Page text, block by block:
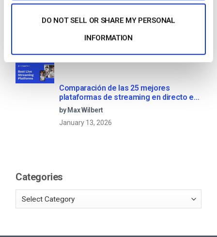
DO NOT SELL OR SHARE MY PERSONAL
INFORMATION
Fomente el compromiso de los
corporativas en directo
December 10, 2018
Comparación de las 25 mejores
plataformas de streaming en directo en
2025
by Max Wilbert
January 13, 2026
Categories